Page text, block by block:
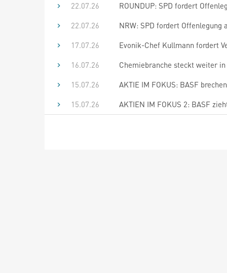
22.07.26
ROUNDUP: SPD fordert
22.07.26
NRW: SPD fordert
17.07.26
Evonik-Chef Kullmann fordert
16.07.26
Chemiebranche steckt weiter
15.07.26
AKTIE IM FOKUS: BASF
15.07.26
AKTIEN IM FOKUS 2: BASF